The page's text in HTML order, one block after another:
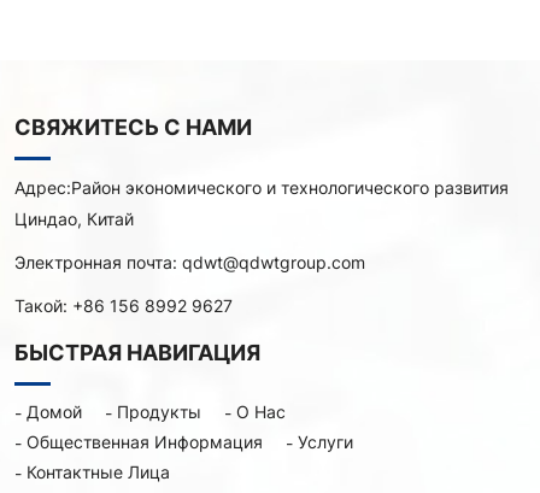
СВЯЖИТЕСЬ С НАМИ
Адрес:Район экономического и технологического развития
Циндао, Китай
Электронная почта: qdwt@qdwtgroup.com
Такой: +86 156 8992 9627
БЫСТРАЯ НАВИГАЦИЯ
Домой Продукты
О Нас
Общественная Информация
Услуги
Контактные Лица